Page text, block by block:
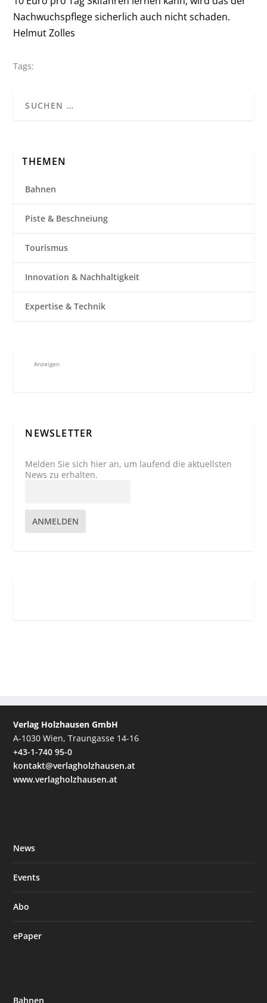
Nachwuchspflege sicherlich auch nicht schaden.
Helmut Zolles
Tags:
THEMEN
Bahnen
Piste & Beschneiung
Tourismus
Innovation & Nachhaltigkeit
Expertise & Technik
Anzeigen
NEWSLETTER
Melden Sie sich hier an, um laufend die aktuellsten
News zu erhalten.
ANMELDEN
Verlag Holzhausen GmbH
A-1030 Wien, Traungasse 14-16
+43-1-740 95-0
kontakt@verlagholzhausen.at
www.verlagholzhausen.at
News
Events
Abo
ePaper
Bahnen